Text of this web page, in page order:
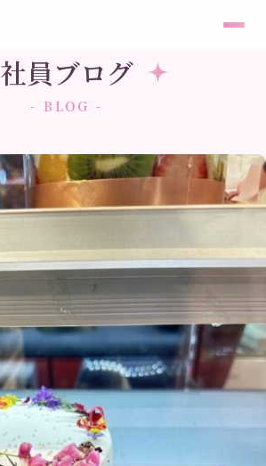
社員ブログ
- BLOG -